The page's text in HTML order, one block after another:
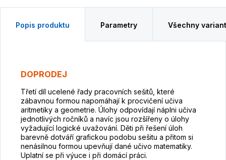
Popis produktu Parametry Všechny
DOPRODEJ
Třetí díl ucelené řady pracovních sešitů, které
zábavnou formou napomáhají k procvičení učiva
aritmetiky a geometrie. Úlohy odpovídají náplni učiva
jednotlivých ročníků a navíc jsou rozšířeny o úlohy
vyžadující logické uvažování. Děti při řešení úloh
barevně dotváří grafickou podobu sešitu a přitom si
nenásilnou formou upevňují dané učivo matematiky.
Uplatní se při výuce i při domácí práci.